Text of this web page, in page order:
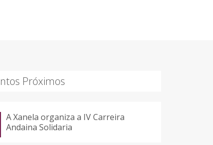
Próximos
A Xanela organiza a IV Carreira
Andaina Solidaria